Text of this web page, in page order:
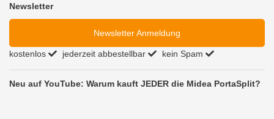
Newsletter
Newsletter Anmeldung
kostenlos jederzeit abbestellbar kein Spam
Neu auf YouTube: Warum kauft JEDER die Midea PortaSplit?